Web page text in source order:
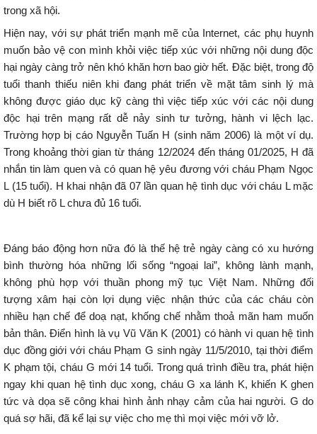
trong xã hội.
Hiện nay, với sự phát triển mạnh mẽ của Internet, các phụ huynh
muốn bảo vệ con mình khỏi việc tiếp xúc với những nội dung độc
hại ngày càng trở nên khó khăn hơn bao giờ hết. Đặc biệt, trong độ
tuổi thanh thiếu niên khi đang phát triển về mặt tâm sinh lý mà
không được giáo dục kỹ càng thì việc tiếp xúc với các nội dung
độc hại trên mạng rất dễ nảy sinh tư tưởng, hành vi lệch lạc.
Trường hợp bị cáo Nguyễn Tuấn H (sinh năm 2006) là một ví dụ.
Trong khoảng thời gian từ tháng 12/2024 đến tháng 01/2025, H đã
nhắn tin làm quen và có quan hệ yêu đương với cháu Phạm Ngọc
L (15 tuổi). H khai nhận đã 07 lần quan hệ tình dục với cháu L mặc
dù H biết rõ L chưa đủ 16 tuổi.
Đáng báo động hơn nữa đó là thế hệ trẻ ngày càng có xu hướng
bình thường hóa những lối sống “ngoại lai”, không lành mạnh,
không phù hợp với thuần phong mỹ tục Việt Nam. Những đối
tượng xâm hại còn lợi dụng việc nhận thức của các cháu còn
nhiều hạn chế để doạ nạt, khống chế nhằm thoả mãn ham muốn
bản thân. Điển hình là vụ Vũ Văn K (2001) có hành vi quan hệ tình
dục đồng giới với cháu Phạm G sinh ngày 11/5/2010, tại thời điểm
K phạm tội, cháu G mới 14 tuổi. Trong quá trình điều tra, phát hiện
ngay khi quan hệ tình dục xong, cháu G xa lánh K, khiến K ghen
tức và dọa sẽ công khai hình ảnh nhạy cảm của hai người. G do
quá sợ hãi, đã kể lại sự việc cho mẹ thì mọi việc mới vỡ lở.